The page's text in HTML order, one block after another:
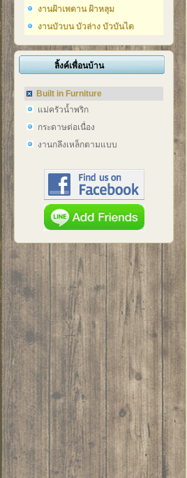
งานฝ้าเพดาน ฝ้าหลุม
งานบัวบน บัวล่าง บัวบันได
ลิ้งค์เพื่อนบ้าน
Built in Furniture
แม่ครัวน้ำพริก
กระดาษต่อเนื่อง
งานกลึงเหล็กตามแบบ